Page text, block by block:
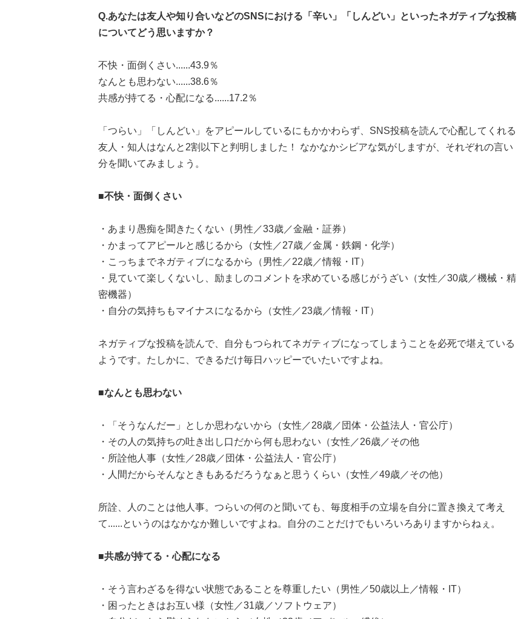
Q.あなたは友人や知り合いなどのSNSにおける「辛い」「しんどい」といったネガティブな投稿
についてどう思いますか？
不快・面倒くさい......43.9％
なんとも思わない......38.6％
共感が持てる・心配になる......17.2％
「つらい」「しんどい」をアピールしているにもかかわらず、SNS投稿を読んで心配してくれる
友人・知人はなんと2割以下と判明しました！ なかなかシビアな気がしますが、それぞれの言い
分を聞いてみましょう。
■不快・面倒くさい
・あまり愚痴を聞きたくない（男性／33歳／金融・証券）
・かまってアピールと感じるから（女性／27歳／金属・鉄鋼・化学）
・こっちまでネガティブになるから（男性／22歳／情報・IT）
・見ていて楽しくないし、励ましのコメントを求めている感じがうざい（女性／30歳／機械・精
密機器）
・自分の気持ちもマイナスになるから（女性／23歳／情報・IT）
ネガティブな投稿を読んで、自分もつられてネガティブになってしまうことを必死で堪えている
ようです。たしかに、できるだけ毎日ハッピーでいたいですよね。
■なんとも思わない
・「そうなんだー」としか思わないから（女性／28歳／団体・公益法人・官公庁）
・その人の気持ちの吐き出し口だから何も思わない（女性／26歳／その他
・所詮他人事（女性／28歳／団体・公益法人・官公庁）
・人間だからそんなときもあるだろうなぁと思うくらい（女性／49歳／その他）
所詮、人のことは他人事。つらいの何のと聞いても、毎度相手の立場を自分に置き換えて考え
て......というのはなかなか難しいですよね。自分のことだけでもいろいろありますからねぇ。
■共感が持てる・心配になる
・そう言わざるを得ない状態であることを尊重したい（男性／50歳以上／情報・IT）
・困ったときはお互い様（女性／31歳／ソフトウェア）